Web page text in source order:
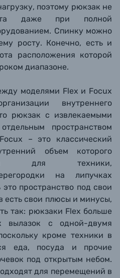
поэтому рюкзак не
даже при полной
Спинку можно
росту. Конечно, есть и
расположения которой
диапазоне.
моделями Flex и Focux
внутреннего
рюкзак с извлекаемыми
пространством
– это классический
объем которого
для техники,
на липучках
это пространство под свои
есть свои плюсы и минусы,
так: рюкзаки Flex больше
вылазок с одной-двумя
кроме техники в
еда, посуда и прочие
под открытым небом.
для перемещений в